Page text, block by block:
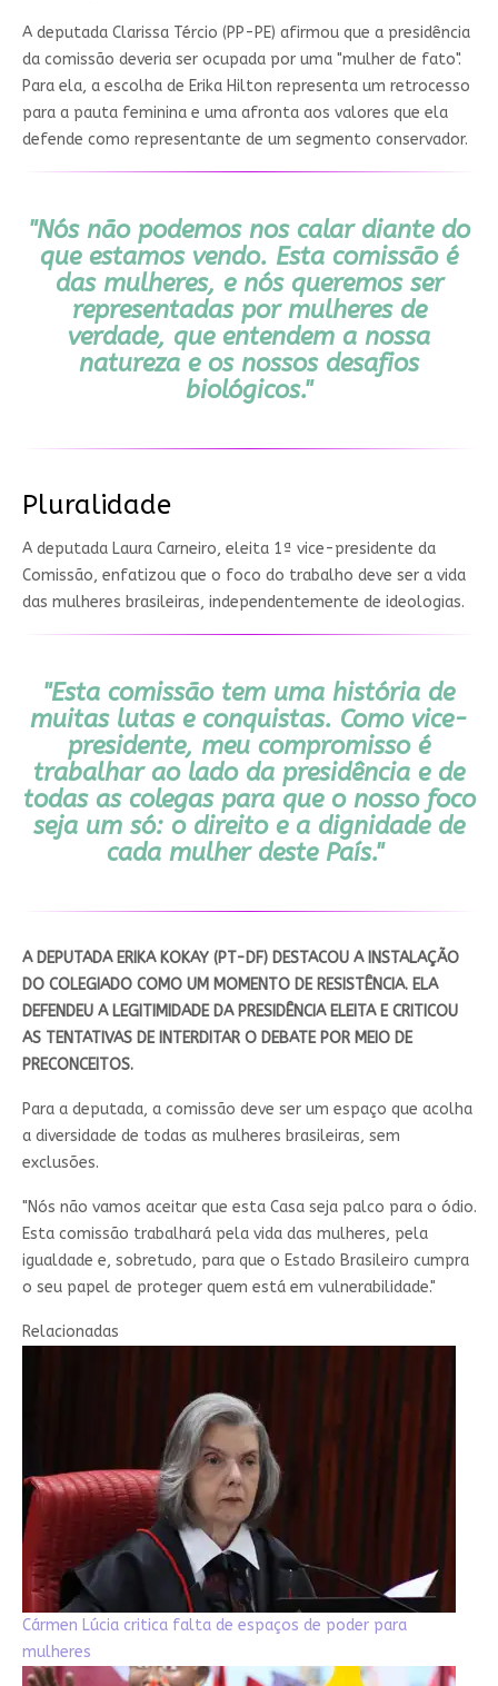
A deputada Clarissa Tércio (PP-PE) afirmou que a presidência
da comissão deveria ser ocupada por uma "mulher de fato".
Para ela, a escolha de Erika Hilton representa um retrocesso
para a pauta feminina e uma afronta aos valores que ela
defende como representante de um segmento conservador.
"Nós não podemos nos calar diante do
que estamos vendo. Esta comissão é
das mulheres, e nós queremos ser
representadas por mulheres de
verdade, que entendem a nossa
natureza e os nossos desafios
biológicos."
Pluralidade
A deputada Laura Carneiro, eleita 1ª vice-presidente da
Comissão, enfatizou que o foco do trabalho deve ser a vida
das mulheres brasileiras, independentemente de ideologias.
"Esta comissão tem uma história de
muitas lutas e conquistas. Como vice-
presidente, meu compromisso é
trabalhar ao lado da presidência e de
todas as colegas para que o nosso foco
seja um só: o direito e a dignidade de
cada mulher deste País."
A DEPUTADA ERIKA KOKAY (PT-DF) DESTACOU A INSTALAÇÃO
DO COLEGIADO COMO UM MOMENTO DE RESISTÊNCIA. ELA
DEFENDEU A LEGITIMIDADE DA PRESIDÊNCIA ELEITA E CRITICOU
AS TENTATIVAS DE INTERDITAR O DEBATE POR MEIO DE
PRECONCEITOS.
Para a deputada, a comissão deve ser um espaço que acolha
a diversidade de todas as mulheres brasileiras, sem
exclusões.
"Nós não vamos aceitar que esta Casa seja palco para o ódio.
Esta comissão trabalhará pela vida das mulheres, pela
igualdade e, sobretudo, para que o Estado Brasileiro cumpra
o seu papel de proteger quem está em vulnerabilidade."
Relacionadas
Cármen Lúcia critica falta de espaços de poder para
mulheres